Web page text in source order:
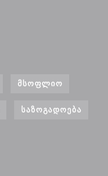
ᲛᲡᲝᲤᲚᲘᲝ
ᲡᲐᲖᲝᲒᲐᲓᲝᲔᲑᲐ